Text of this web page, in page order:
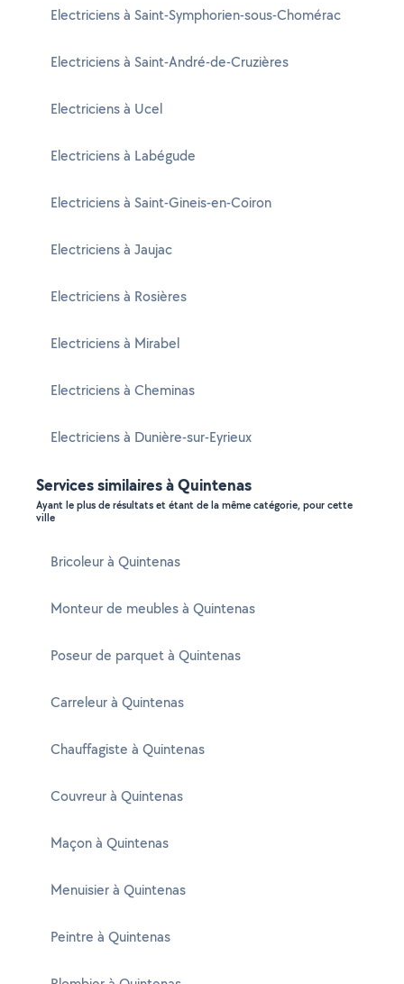
Electriciens à Saint-Symphorien-sous-Chomérac
Electriciens à Saint-André-de-Cruzières
Electriciens à Ucel
Electriciens à Labégude
Electriciens à Saint-Gineis-en-Coiron
Electriciens à Jaujac
Electriciens à Rosières
Electriciens à Mirabel
Electriciens à Cheminas
Electriciens à Dunière-sur-Eyrieux
Services similaires à Quintenas
Ayant le plus de résultats et étant de la même catégorie, pour cette
ville
Bricoleur à Quintenas
Monteur de meubles à Quintenas
Poseur de parquet à Quintenas
Carreleur à Quintenas
Chauffagiste à Quintenas
Couvreur à Quintenas
Maçon à Quintenas
Menuisier à Quintenas
Peintre à Quintenas